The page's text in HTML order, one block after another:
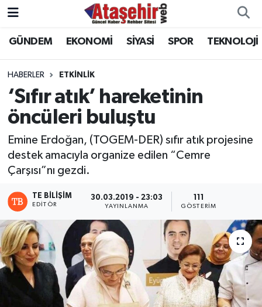
GÜNDEM EKONOMİ SİYASİ SPOR TEKNOLOJİ
HABERLER ETKİNLİK
‘Sıfır atık’ hareketinin
öncüleri buluştu
Emine Erdoğan, (TOGEM-DER) sıfır atık projesine
destek amacıyla organize edilen “Cemre
Çarşısı”nı gezdi.
TE BILIŞIM
EDITÖR
30.03.2019 - 23:03
YAYINLANMA
111
GÖSTERIM
Hava Durumu
Trafik Durumu
Süper Lig Puan Durumu ve Fikstür
Tüm Manşetler
Son Dakika Haberleri
Haber Arşivi